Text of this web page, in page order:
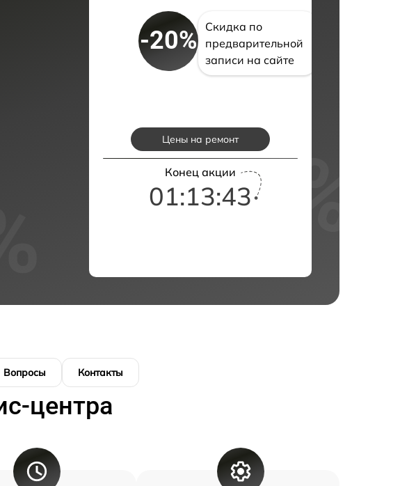
-20%
Скидка по
предварительной
записи на сайте
Цены на ремонт
Конец акции
01:13:42
Вопросы Контакты
центра